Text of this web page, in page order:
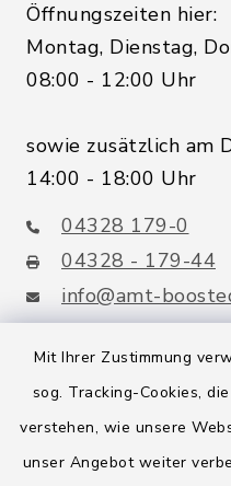
Mit Ihrer Zustimmung
sog. Tracking-Cookies,
verstehen, wie unsere
unser Angebot weiter
Öffnungszeiten hier:
Montag, Dienstag,
08:00 - 12:00 Uhr
sowie zusätzlich am
14:00 - 18:00 Uhr
04328 179-0
04328 - 179-44
info@amt-
Quicklinks
Amt Boostedt-